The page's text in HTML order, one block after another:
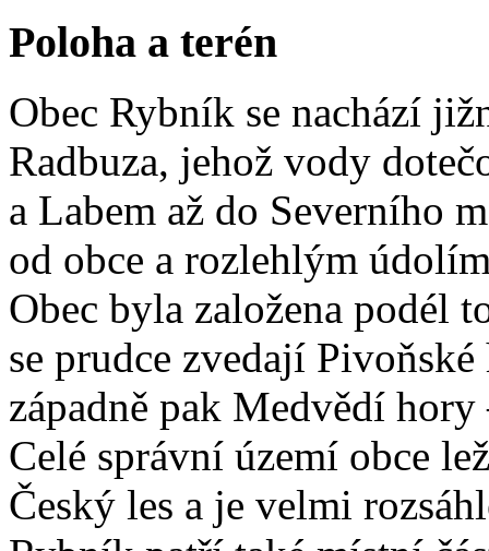
Poloha a terén
Obec Rybník se nachází
Radbuza, jehož vody
a Labem až do Severního
od obce a rozlehlým
Obec byla založena podél
se prudce zvedají
západně pak Medvědí
Celé správní území obce
Český les a je velmi